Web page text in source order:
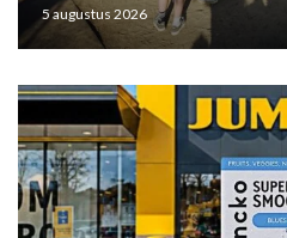
5 augustus 2026